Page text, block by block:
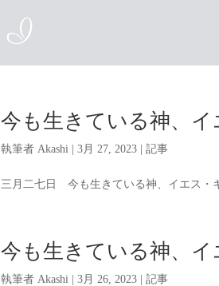
今も生きている神、
執筆者Akashi |3月 27, 2023 |記事
三月二七日 今も生きている神、イエス
今も生きている神、
執筆者Akashi |3月 26, 2023 |記事